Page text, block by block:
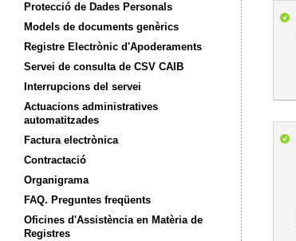
Protecció de Dades Personals
Models de documents genèrics
Registre Electrònic d'Apoderaments
Servei de consulta de CSV CAIB
Interrupcions del servei
Actuacions administratives
automatitzades
Factura electrònica
Contractació
Organigrama
FAQ. Preguntes freqüents
Oficines d'Assistència en Matèria de
Registres